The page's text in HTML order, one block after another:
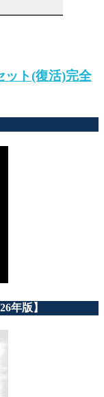
ト(復活)完全
年版】